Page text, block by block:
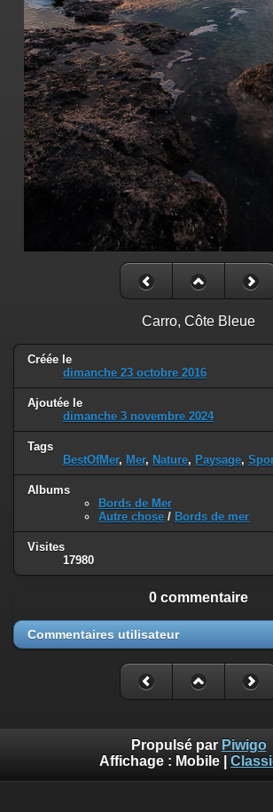
Carro, Côte Bleue
Créée le
dimanche 23 octobre 2016
Ajoutée le
dimanche 3 novembre 2024
Tags
BestOfMer, Mer, Nature, Paysage,
Albums
Bords de Mer
Autre chose / Bords de mer
Visites
17980
0 commentaire
Commentaires utilisateur
Propulsé par Piwigo
Affichage : Mobile